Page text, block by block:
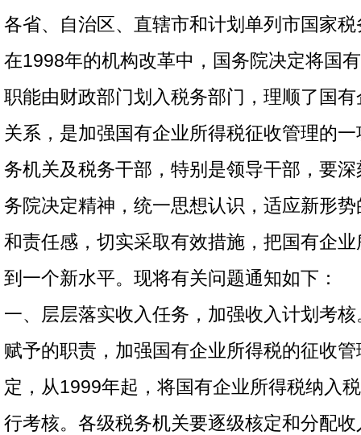
各省、自治区、直辖市和计划单列市国家
在1998年的机构改革中，国务院决定将国
职能由财政部门划入税务部门，理顺了国
关系，是加强国有企业所得税征收管理的
务机关及税务干部，特别是领导干部，要
务院决定精神，统一思想认识，适应新形
和责任感，切实采取有效措施，把国有企
到一个新水平。现将有关问题通知如下：
一、层层落实收入任务，加强收入计划考
赋予的职责，加强国有企业所得税的征收
定，从1999年起，将国有企业所得税纳入
行考核。各级税务机关要逐级核定和分配